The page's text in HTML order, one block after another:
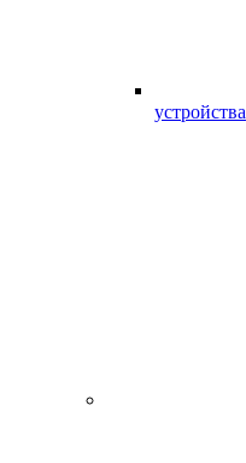
устройства